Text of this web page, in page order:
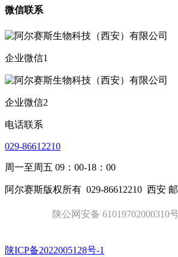
微信联系
企业微信1
企业微信2
电话联系
029-86612210
周一至周五 09：00-18：00
阿尔赛斯版权所有 029-86612210 西安
陕公网安备 61019702000310
陕ICP备2022005128号-1